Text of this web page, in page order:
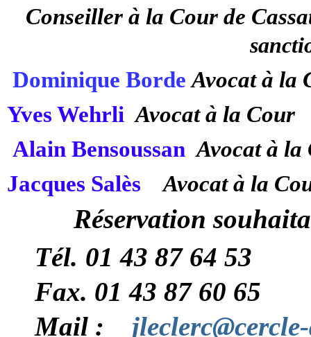
Conseiller à la Cour de
Dominique BordeAvocat à la
Yves Wehrli Avocat à la Cour
Alain Bensoussan Avocat à la
Jacques SalèsAvocat à la
Réservation
Tél. 01 43 87 64 53
Fax. 01 43 87 60 65
Mail :